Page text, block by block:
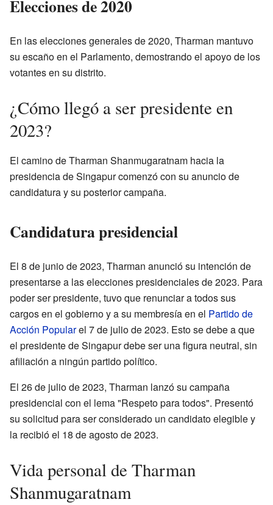
Elecciones de 2020
En las elecciones generales de 2020, Tharman mantuvo
su escaño en el Parlamento, demostrando el apoyo de los
votantes en su distrito.
¿Cómo llegó a ser presidente en
2023?
El camino de Tharman Shanmugaratnam hacia la
presidencia de Singapur comenzó con su anuncio de
candidatura y su posterior campaña.
Candidatura presidencial
El 8 de junio de 2023, Tharman anunció su intención de
presentarse a las elecciones presidenciales de 2023. Para
poder ser presidente, tuvo que renunciar a todos sus
cargos en el gobierno y a su membresía en el Partido de
Acción Popularel 7 de julio de 2023. Esto se debe a que
el presidente de Singapur debe ser una figura neutral, sin
afiliación a ningún partido político.
El 26 de julio de 2023, Tharman lanzó su campaña
presidencial con el lema "Respeto para todos". Presentó
su solicitud para ser considerado un candidato elegible y
la recibió el 18 de agosto de 2023.
Vida personal de Tharman
Shanmugaratnam